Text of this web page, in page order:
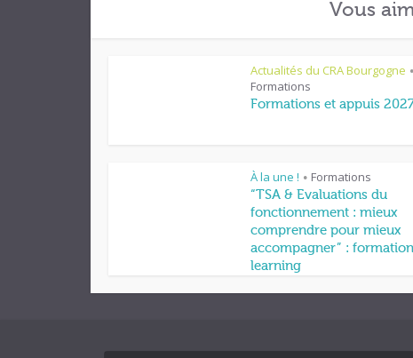
Vous
Actualités du CRA Bourgogne •
Formations
Formations et appuis
À la une ! • Formations
“TSA & Evaluations du
fonctionnement : mieux
comprendre pour mieux
accompagner” :
learning